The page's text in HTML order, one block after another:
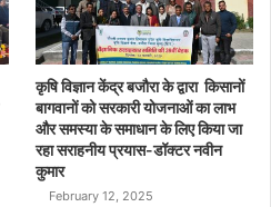
कृषि विज्ञान केंद्र बजौरा के द्वारा किसानों
बागवानों को सरकारी योजनाओं का लाभ
और समस्या के समाधान के लिए किया जा
रहा सराहनीय प्रयास-डॉक्टर नवीन
कुमार
February 12, 2025